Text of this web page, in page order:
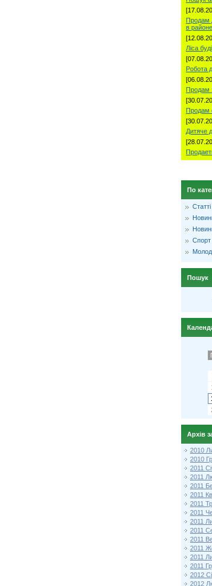
Продам
в
Ліса
Робота
Продам
Продам
Дитяче
По
Спорт
Пошук
Архів
2010
2010
2011
2011
2011
2011
2011
2011
2011
2011
2011
2011
2011
2011
2012
2012